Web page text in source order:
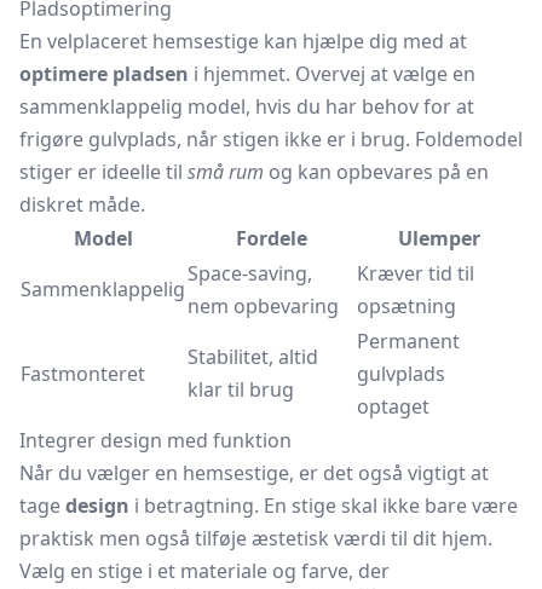
Pladsoptimering
En velplaceret hemsestige kan hjælpe dig med at
optimere pladsen i hjemmet. Overvej at vælge en
sammenklappelig model, hvis du har behov for at
frigøre gulvplads, når stigen ikke er i brug. Foldemodel
stiger er ideelle til små rum og kan opbevares på en
diskret måde.
Model
Fordele
Ulemper
Sammenklappelig
Space-saving,
nem opbevaring
Kræver tid til
opsætning
Fastmonteret
Stabilitet, altid
klar til brug
Permanent
gulvplads
optaget
Integrer design med funktion
Når du vælger en hemsestige, er det også vigtigt at
tagedesign i betragtning. En stige skal ikke bare være
praktisk men også tilføje æstetisk værdi til dit hjem.
Vælg en stige i et materiale og farve, der